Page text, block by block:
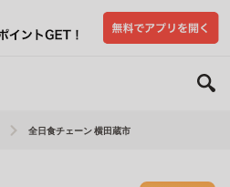
全日食チェーン 横田蔵市